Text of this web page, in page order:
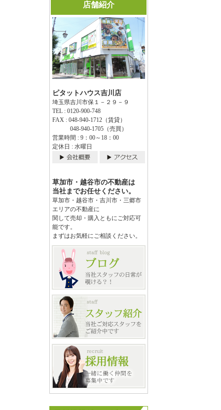
店舗紹介
ピタットハウス吉川店
埼玉県吉川市保１－２９－９
TEL : 0120-900-748
FAX : 048-940-1712（賃貸）
048-940-1705（売買）
営業時間 : 9：00～18：00
定休日 : 水曜日
草加市・越谷市の不動産は
当社までお任せください。
草加市・越谷市・吉川市・三郷市
エリアの不動産に
関して売却・購入ともにご対応可
能です。
まずはお気軽にご相談ください。